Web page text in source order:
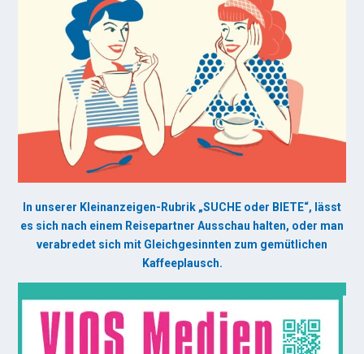
In unserer Kleinanzeigen-Rubrik „SUCHE oder BIETE“, lässt
es sich nach einem Reisepartner Ausschau halten, oder man
verabredet sich mit Gleichgesinnten zum gemütlichen
Kaffeeplausch.